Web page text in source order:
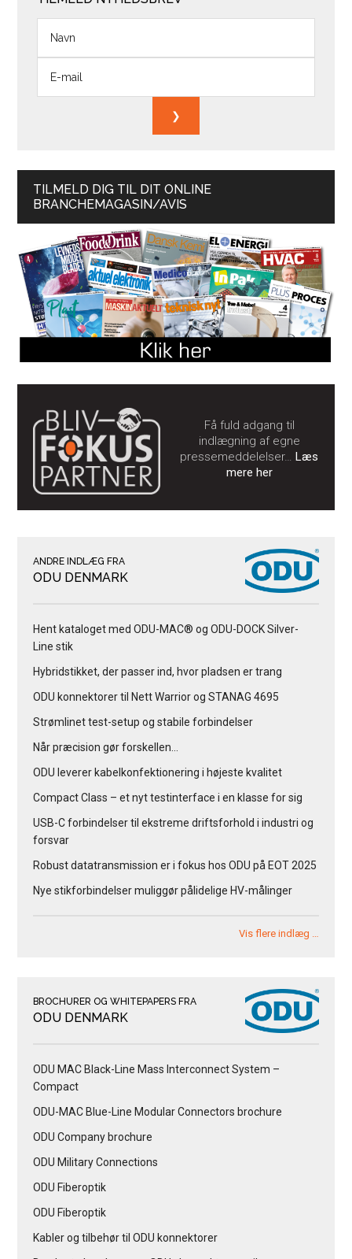
TILMELD DIG TIL DIT ONLINE
BRANCHEMAGASIN/AVIS
Få fuld adgang til
indlægning af egne
pressemeddelelser…Læs
mere her
ANDRE INDLÆG FRA
ODU DENMARK
Hent kataloget med ODU-MAC® og ODU-DOCK Silver-
Line stik
Hybridstikket, der passer ind, hvor pladsen er trang
ODU konnektorer til Nett Warrior og STANAG 4695
Strømlinet test-setup og stabile forbindelser
Når præcision gør forskellen…
ODU leverer kabelkonfektionering i højeste kvalitet
Compact Class – et nyt testinterface i en klasse for sig
USB-C forbindelser til ekstreme driftsforhold i industri og
forsvar
Robust datatransmission er i fokus hos ODU på EOT 2025
Nye stikforbindelser muliggør pålidelige HV-målinger
Vis flere indlæg …
BROCHURER OG WHITEPAPERS FRA
ODU DENMARK
ODU MAC Black-Line Mass Interconnect System –
Compact
ODU-MAC Blue-Line Modular Connectors brochure
ODU Company brochure
ODU Military Connections
ODU Fiberoptik
ODU Fiberoptik
Kabler og tilbehør til ODU konnektorer